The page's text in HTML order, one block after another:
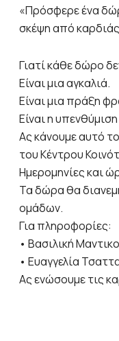
«Πρόσφερε ένα
σκέψη από καρδιάς
Γιατί κάθε δώρο
Είναι μια αγκαλιά.
Είναι μια πράξη
Είναι η
Ας κάνουμε αυτό
του Κέντρου
Ημερομηνίες και
Τα δώρα θα
ομάδων.
Για πληροφορίες:
• Βασιλική
• Ευαγγελία
Ας ενώσουμε τις